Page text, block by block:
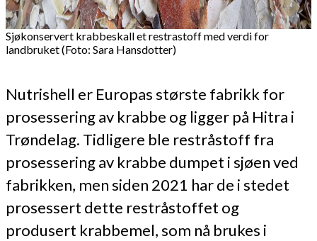
Sjøkonservert krabbeskall et restrastoff med verdi for
landbruket (Foto: Sara Hansdotter)
Nutrishell er Europas største fabrikk for
prosessering av krabbe og ligger på Hitra i
Trøndelag. Tidligere ble restråstoff fra
prosessering av krabbe dumpet i sjøen ved
fabrikken, men siden 2021 har de i stedet
prosessert dette restråstoffet og
produsert krabbemel, som nå brukes i